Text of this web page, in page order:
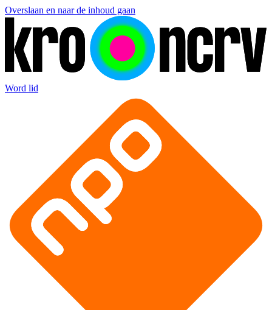
Overslaan en naar de inhoud gaan
Word lid